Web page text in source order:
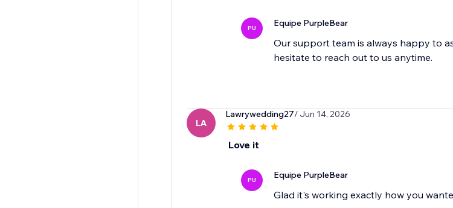
PU Equipe PurpleBear
Our support team is always happy to
hesitate to reach out to us anytime.
LA
Lawrywedding27/ Jun 14, 2026
Love it
PU Equipe PurpleBear
Glad it's working exactly how you